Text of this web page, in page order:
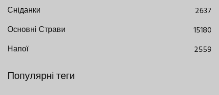
Сніданки
2637
Основні Страви
15180
Напої
2559
Популярні теги